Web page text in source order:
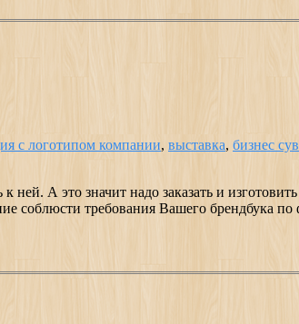
с логотипом компании, выставка, бизнес
ней. А это значит надо заказать и
требования Вашего брендбука